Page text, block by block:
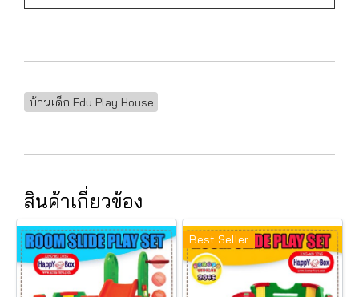
บ้านเด็ก Edu Play House
สินค้าเกี่ยวข้อง
Best Seller